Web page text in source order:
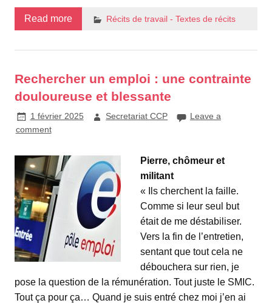
Read more Récits de travail - Textes de récits
Rechercher un emploi : une contrainte
douloureuse et blessante
1 février 2025 Secretariat CCP
Leave a
comment
Pierre, chômeur et
militant
« Ils cherchent la faille.
Comme si leur seul but
était de me déstabiliser.
Vers la fin de l’entretien,
sentant que tout cela ne
débouchera sur rien, je
pose la question de la rémunération. Tout juste le SMIC.
Tout ça pour ça… Quand je suis entré chez moi j’en ai